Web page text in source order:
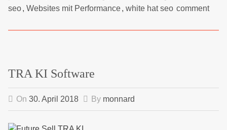
seo, Websites mit Performance, white hat seo comment
TRA KI Software
On 30. April 2018 By monnard